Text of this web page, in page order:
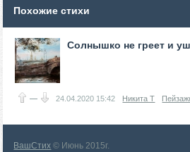
Похожие стихи
Солнышко не греет и
— 24.04.2020 15:42 Никита Т
ВашСтих © Июнь 2015г.